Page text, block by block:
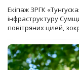
Екіпаж ЗРГК
інфраструктуру
повітряних цілей,